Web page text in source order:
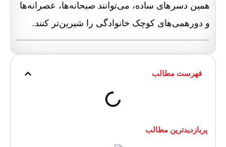
همین دسرهای ساده، می‌توانند صبحانه‌ها، عصرانه‌ها
و دورهمی‌های کوچک خانوادگی را شیرین‌تر کنند.
فهرست مطالب
پربازدیدترین مطالب